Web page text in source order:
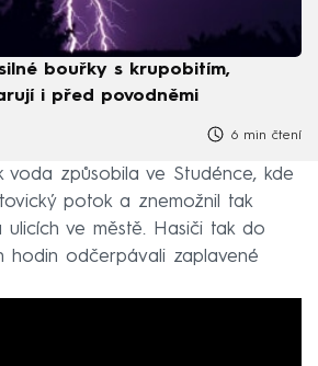
bouřky s krupobitím,
i před povodněmi
6 min čtení
voda způsobila ve Studénce, kde
potok a znemožnil tak
ulicích ve městě. Hasiči tak do
hodin odčerpávali zaplavené